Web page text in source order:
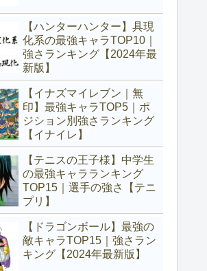
【ハンターハンター】具現
化系の最強キャラTOP10｜
強さランキング【2024年最
新版】
【イナズマイレブン｜無
印】最強キャラTOP5｜ポ
ジション別強さランキング
【イナイレ】
【テニスの王子様】中学生
の最強キャラランキング
TOP15｜選手の強さ【テニ
プリ】
【ドラゴンボール】最強の
敵キャラTOP15｜強さラン
キング【2024年最新版】